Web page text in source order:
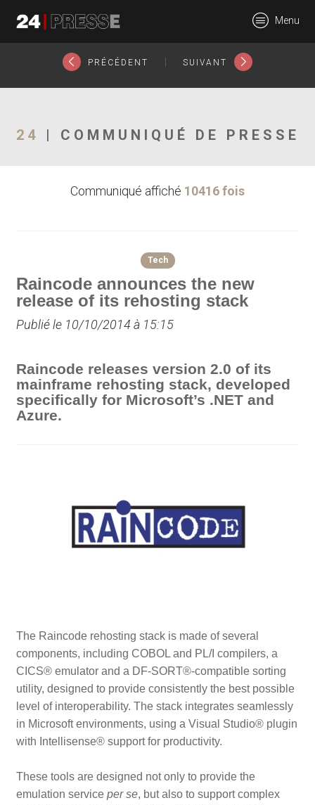
24Presse -
Communiqués de
Menu
PRÉCÉDENT SUIVANT
24 | COMMUNIQUÉ DE PRESSE
Communiqué affiché 10416 fois
Tech
Raincode announces the new
release of its rehosting stack
Publié le 10/10/2014 à 15:15
Raincode releases version 2.0 of its
mainframe rehosting stack, developed
specifically for Microsoft’s .NET and
Azure.
The Raincode rehosting stack is made of several
components, including COBOL and PL/I compilers, a
CICS® emulator and a DF-SORT®-compatible sorting
utility, designed to provide consistently the best possible
level of interoperability. The stack integrates seamlessly
in Microsoft environments, using a Visual Studio® plugin
with Intellisense® support for productivity.
These tools are designed not only to provide the
emulation serviceper se, but also to support complex